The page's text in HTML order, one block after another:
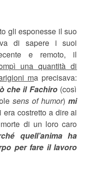
gli esponesse il suo
di sapere i suoi
e remoto, il
una quantità di
ma precisava:
che il Fachiro (così
sens of humor)mi
costretto a dire ai
di un loro caro
quell’anima ha
per fare il lavoro